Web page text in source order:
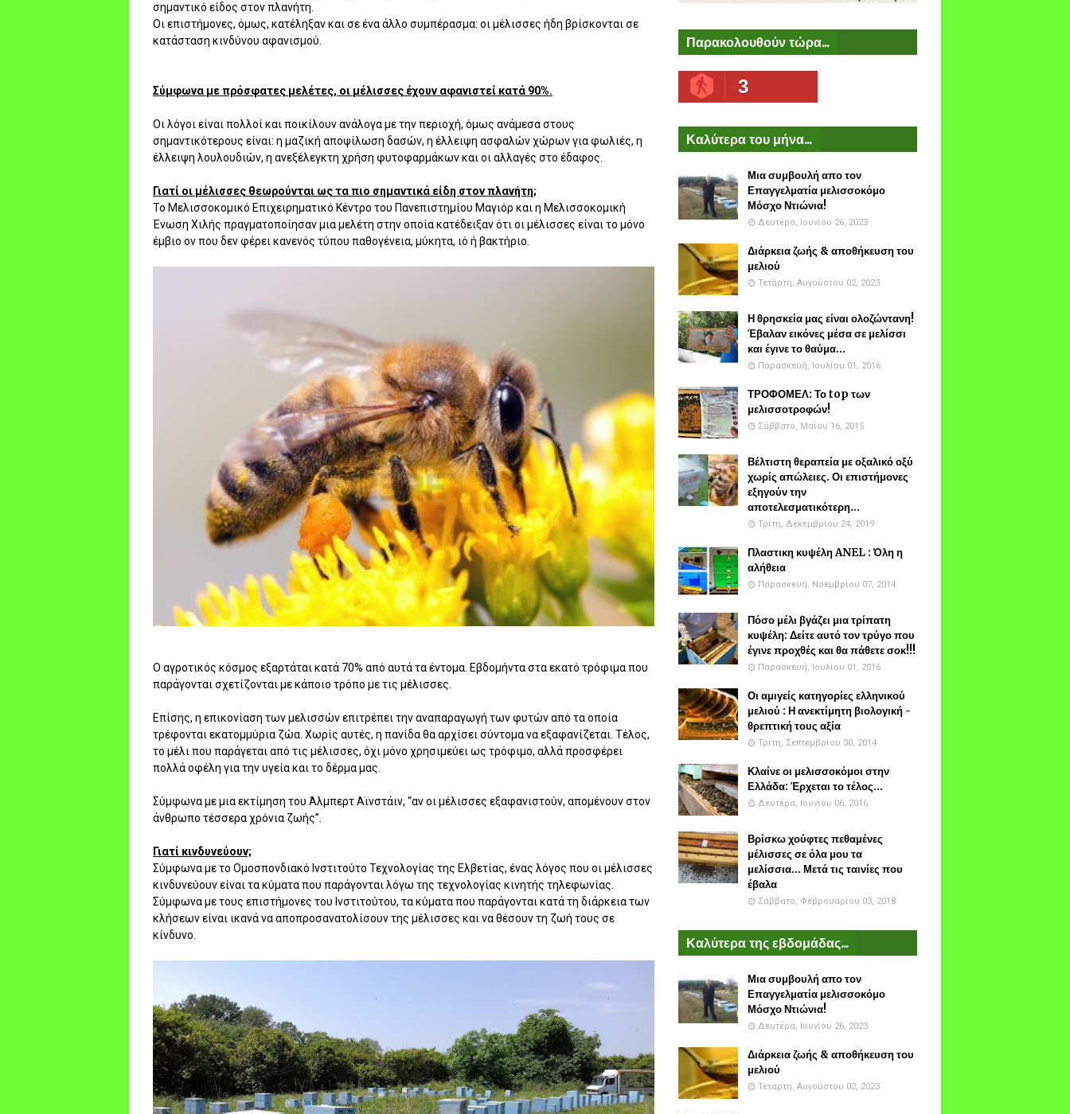
σημαντικό είδος στον πλανήτη.
Οι επιστήμονες, όμως, κατέληξαν και σε ένα άλλο συμπέρασμα: οι μέλισσες ήδη βρίσκονται σε
κατάσταση κινδύνου αφανισμού.
Σύμφωνα με πρόσφατες μελέτες, οι μέλισσες έχουν αφανιστεί κατά 90%.
Οι λόγοι είναι πολλοί και ποικίλουν ανάλογα με την περιοχή, όμως ανάμεσα στους
σημαντικότερους είναι: η μαζική αποψίλωση δασών, η έλλειψη ασφαλών χώρων για φωλιές, η
έλλειψη λουλουδιών, η ανεξέλεγκτη χρήση φυτοφαρμάκων και οι αλλαγές στο έδαφος.
Γιατί οι μέλισσες θεωρούνται ως τα πιο σημαντικά είδη στον πλανήτη;
Το Μελισσοκομικό Επιχειρηματικό Κέντρο του Πανεπιστημίου Μαγιόρ και η Μελισσοκομική
Ένωση Χιλής πραγματοποίησαν μια μελέτη στην οποία κατέδειξαν ότι οι μέλισσες είναι το μόνο
έμβιο ον που δεν φέρει κανενός τύπου παθογένεια, μύκητα, ιό ή βακτήριο.
Ο αγροτικός κόσμος εξαρτάται κατά 70% από αυτά τα έντομα. Εβδομήντα στα εκατό τρόφιμα που
παράγονται σχετίζονται με κάποιο τρόπο με τις μέλισσες.
Επίσης, η επικονίαση των μελισσών επιτρέπει την αναπαραγωγή των φυτών από τα οποία
τρέφονται εκατομμύρια ζώα. Χωρίς αυτές, η πανίδα θα αρχίσει σύντομα να εξαφανίζεται. Τέλος,
το μέλι που παράγεται από τις μέλισσες, όχι μόνο χρησιμεύει ως τρόφιμο, αλλά προσφέρει
πολλά οφέλη για την υγεία και το δέρμα μας.
Σύμφωνα με μια εκτίμηση του Άλμπερτ Αϊνστάιν, “αν οι μέλισσες εξαφανιστούν, απομένουν στον
άνθρωπο τέσσερα χρόνια ζωής”.
Γιατί κινδυνεύουν;
Σύμφωνα με το Ομοσπονδιακό Ινστιτούτο Τεχνολογίας της Ελβετίας, ένας λόγος που οι μέλισσες
κινδυνεύουν είναι τα κύματα που παράγονται λόγω της τεχνολογίας κινητής τηλεφωνίας.
Σύμφωνα με τους επιστήμονες του Ινστιτούτου, τα κύματα που παράγονται κατά τη διάρκεια των
κλήσεων είναι ικανά να αποπροσανατολίσουν της μέλισσες και να θέσουν τη ζωή τους σε
κίνδυνο.
Παρακολουθούν τώρα...
3
Καλύτερα του μήνα...
Μια συμβουλή απο τον
Επαγγελματία μελισσοκόμο
Μόσχο Ντιώνια!
Δευτέρα, Ιουνίου 26, 2023
Διάρκεια ζωής & αποθήκευση του
μελιού
Τετάρτη, Αυγούστου 02, 2023
Η θρησκεία μας είναι ολοζώντανη!
Έβαλαν εικόνες μέσα σε μελίσσι
και έγινε το θαύμα...
Παρασκευή, Ιουλίου 01, 2016
ΤΡΟΦΟΜΕΛ: Το top των
μελισσοτροφών!
Σάββατο, Μαΐου 16, 2015
Βέλτιστη θεραπεία με οξαλικό οξύ
χωρίς απώλειες. Οι επιστήμονες
εξηγούν την
αποτελεσματικότερη...
Τρίτη, Δεκεμβρίου 24, 2019
Πλαστικη κυψέλη ANEL : Όλη η
αλήθεια
Παρασκευή, Νοεμβρίου 07, 2014
Πόσο μέλι βγάζει μια τρίπατη
κυψέλη: Δείτε αυτό τον τρύγο που
έγινε προχθές και θα πάθετε σοκ!!!
Παρασκευή, Ιουλίου 01, 2016
Οι αμιγείς κατηγορίες ελληνικού
μελιού : Η ανεκτίμητη βιολογική -
θρεπτική τους αξία
Τρίτη, Σεπτεμβρίου 30, 2014
Κλαίνε οι μελισσοκόμοι στην
Ελλάδα: Έρχεται το τέλος...
Δευτέρα, Ιουνίου 06, 2016
Βρίσκω χούφτες πεθαμένες
μέλισσες σε όλα μου τα
μελίσσια... Μετά τις ταινίες που
έβαλα
Σάββατο, Φεβρουαρίου 03, 2018
Καλύτερα της εβδομάδας...
Μια συμβουλή απο τον
Επαγγελματία μελισσοκόμο
Μόσχο Ντιώνια!
Δευτέρα, Ιουνίου 26, 2023
Διάρκεια ζωής & αποθήκευση του
μελιού
Τετάρτη, Αυγούστου 02, 2023